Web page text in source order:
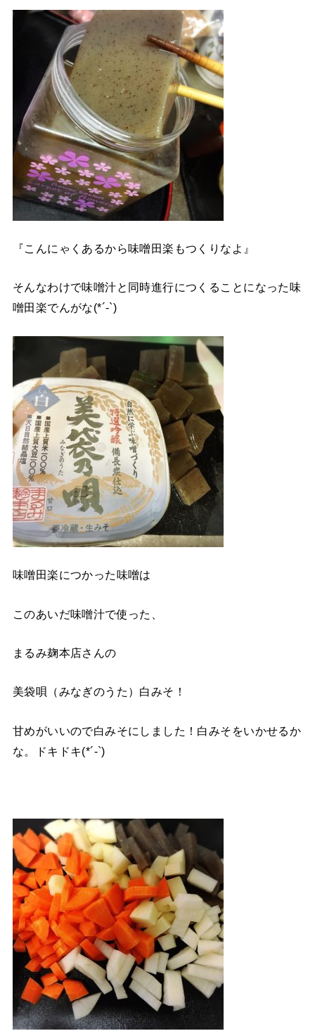
『こんにゃくあるから味噌田楽もつくりなよ』
そんなわけで味噌汁と同時進行につくることになった味
噌田楽でんがな(*´-`)
味噌田楽につかった味噌は
このあいだ味噌汁で使った、
まるみ麹本店さんの
美袋唄（みなぎのうた）白みそ！
甘めがいいので白みそにしました！白みそをいかせるか
な。ドキドキ(*´-`)